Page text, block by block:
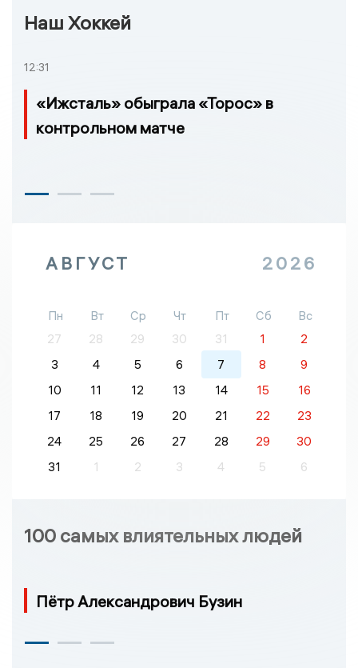
Наш Хоккей
12:31
«Ижсталь» обыграла «Торос» в
контрольном матче
АВГУСТ 2026
Пн Вт Ср Чт Пт Сб
Вс
27
28 29 30 31 1
2
3
4 5 6 7 8
9
10
11 12 13 14 15
16
17
18 19 20 21 22
23
24
25 26 27 28 29
30
31
1 2 3 4 5 6
100 самых влиятельных людей
Пётр Александрович Бузин